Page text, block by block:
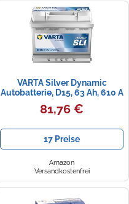
VARTA Silver Dynamic
Autobatterie, D15, 63 Ah, 610 A
81,76 €
17 Preise
Amazon
Versandkostenfrei